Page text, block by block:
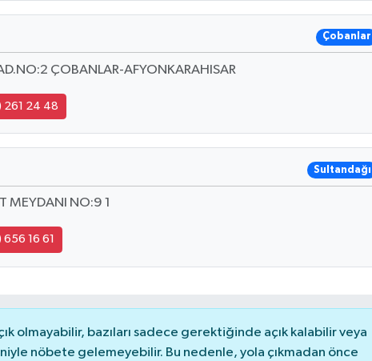
Çobanlar
ÇOBANLAR-AFYONKARAHISAR
261 24 48
Sultandağı
MEYDANI NO:9 1
16 61
olmayabilir, bazıları sadece gerektiğinde açık kalabilir veya
nöbete gelemeyebilir. Bu nedenle, yola çıkmadan önce